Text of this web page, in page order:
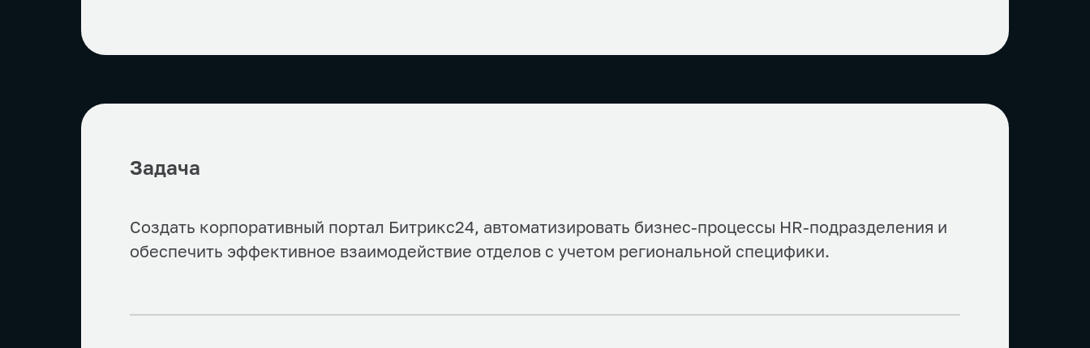
Задача
Создать корпоративный портал Битрикс24, автоматизировать бизнес-процессы HR-подразделения и
обеспечить эффективное взаимодействие отделов с учетом региональной специфики.